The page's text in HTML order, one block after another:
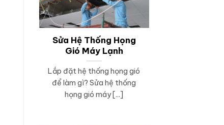
Sửa Hệ Thống Họng
Gió Máy Lạnh
Lắp đặt hệ thống họng gió
để làm gì? Sửa hệ thống
họng gió máy [...]